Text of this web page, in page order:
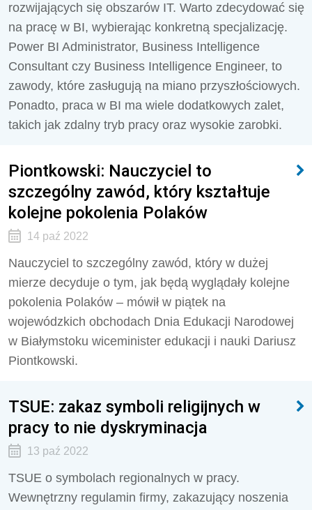
rozwijających się obszarów IT. Warto zdecydować się
na pracę w BI, wybierając konkretną specjalizację.
Power BI Administrator, Business Intelligence
Consultant czy Business Intelligence Engineer, to
zawody, które zasługują na miano przyszłościowych.
Ponadto, praca w BI ma wiele dodatkowych zalet,
takich jak zdalny tryb pracy oraz wysokie zarobki.
Piontkowski: Nauczyciel to
szczególny zawód, który kształtuje
kolejne pokolenia Polaków
14 paź 2022
Nauczyciel to szczególny zawód, który w dużej
mierze decyduje o tym, jak będą wyglądały kolejne
pokolenia Polaków – mówił w piątek na
wojewódzkich obchodach Dnia Edukacji Narodowej
w Białymstoku wiceminister edukacji i nauki Dariusz
Piontkowski.
TSUE: zakaz symboli religijnych w
pracy to nie dyskryminacja
13 paź 2022
TSUE o symbolach regionalnych w pracy.
Wewnętrzny regulamin firmy, zakazujący noszenia